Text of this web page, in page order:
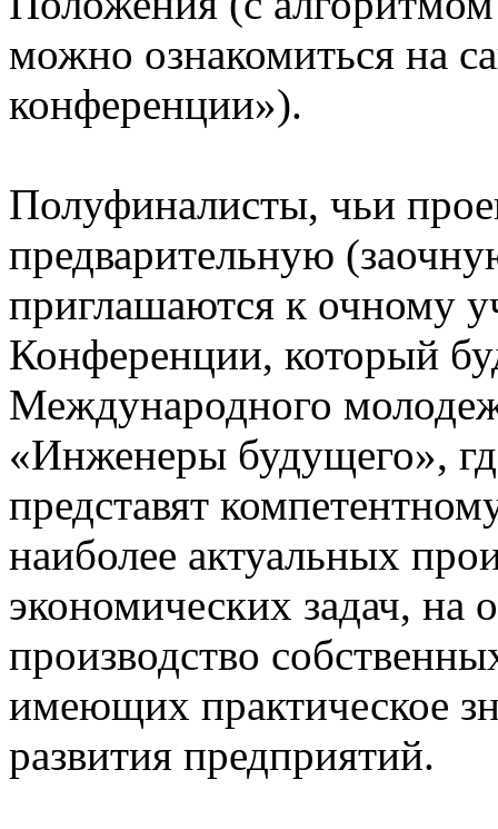
можно ознакомиться на
конференции»).
Полуфиналисты, чьи
предварительную
приглашаются к очному
Конференции, который
Международного
«Инженеры будущего»,
представят
наиболее актуальных
экономических задач, на
производство
имеющих практическое
развития предприятий.